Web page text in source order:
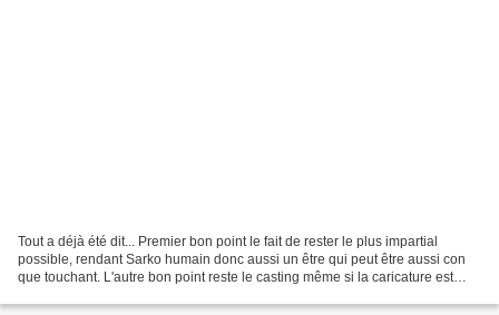
Tout a déjà été dit... Premier bon point le fait de rester le plus impartial
possible, rendant Sarko humain donc aussi un être qui peut être aussi con
que touchant. L'autre bon point reste le casting même si la caricature est